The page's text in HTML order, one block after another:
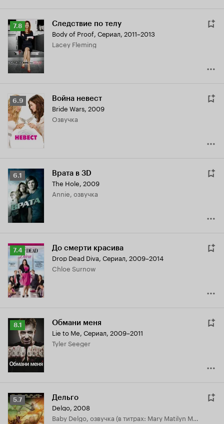
Рейтинг
Кинопоиска
7.8
7.8 Следствие по телу
Body of Proof, Сериал, 2011–2013
Lacey Fleming
Рейтинг
Кинопоиска
6.9
6.9 Война невест
Bride Wars, 2009
озвучка
Рейтинг
Кинопоиска
6.1
6.1 Врата в 3D
The Hole, 2009
Annie, озвучка
Рейтинг
Кинопоиска
7.4
7.4 До смерти красива
Drop Dead Diva, Сериал, 2009–2014
Chloe Surnow
Рейтинг
Кинопоиска
8.1
8.1 Обмани меня
Lie to Me, Сериал, 2009–2011
Tyler Seeger
Рейтинг
Кинопоиска
5.7
5.7 Дельго
Delgo, 2008
Baby Delgo, озвучка (в титрах: Mary Matilyn Mouser)